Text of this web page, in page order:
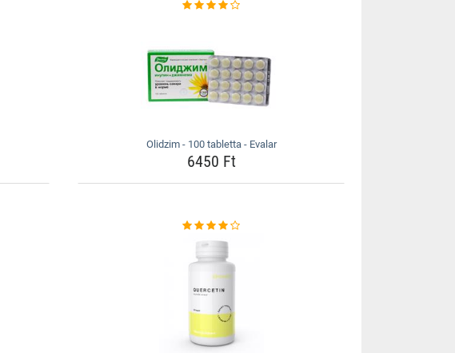
Olidzim - 100 tabletta - Evalar
6450 Ft